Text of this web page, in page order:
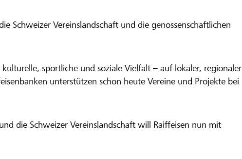
Schweizer Vereinslandschaft und die genossenschaftlichen
sportliche und soziale Vielfalt – auf lokaler, regionaler
unterstützen schon heute Vereine und Projekte bei
die Schweizer Vereinslandschaft will Raiffeisen nun mit